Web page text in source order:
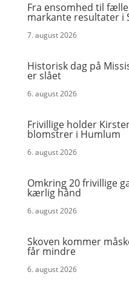
Fra ensomhed til
markante resultater i
7. august 2026
Historisk dag på
er slået
6. august 2026
Frivillige holder
blomstrer i Humlum
6. august 2026
Omkring 20 frivillige
kærlig hånd
6. august 2026
Skoven kommer
får mindre
6. august 2026